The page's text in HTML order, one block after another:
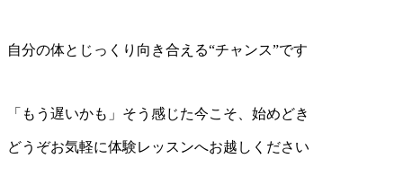
自分の体とじっくり向き合える“チャンス”です
「もう遅いかも」そう感じた今こそ、始めどき
どうぞお気軽に体験レッスンへお越しください